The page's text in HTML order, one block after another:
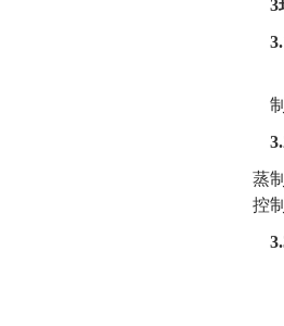
3
蒸
控